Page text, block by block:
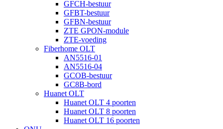
GFCH-bestuur
GFBT-bestuur
GFBN-bestuur
ZTE GPON-module
ZTE-voeding
Fiberhome OLT
AN5516-01
AN5516-04
GCOB-bestuur
GC8B-bord
Huanet OLT
Huanet OLT 4 poorten
Huanet OLT 8 poorten
Huanet OLT 16 poorten